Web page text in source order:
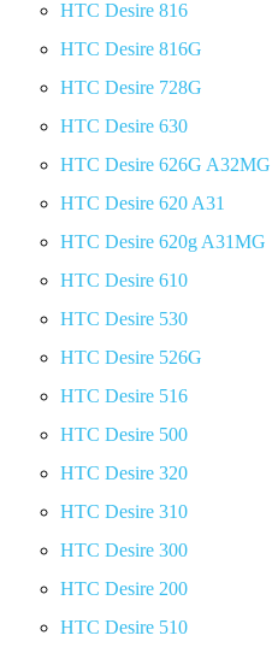
HTC Desire 816
HTC Desire 816G
HTC Desire 728G
HTC Desire 630
HTC Desire 626G A32MG
HTC Desire 620 A31
HTC Desire 620g A31MG
HTC Desire 610
HTC Desire 530
HTC Desire 526G
HTC Desire 516
HTC Desire 500
HTC Desire 320
HTC Desire 310
HTC Desire 300
HTC Desire 200
HTC Desire 510